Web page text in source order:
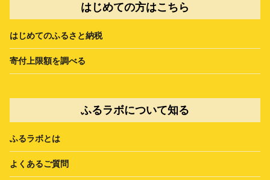
はじめての方はこちら
はじめてのふるさと納税
寄付上限額を調べる
ふるラボについて知る
ふるラボとは
よくあるご質問